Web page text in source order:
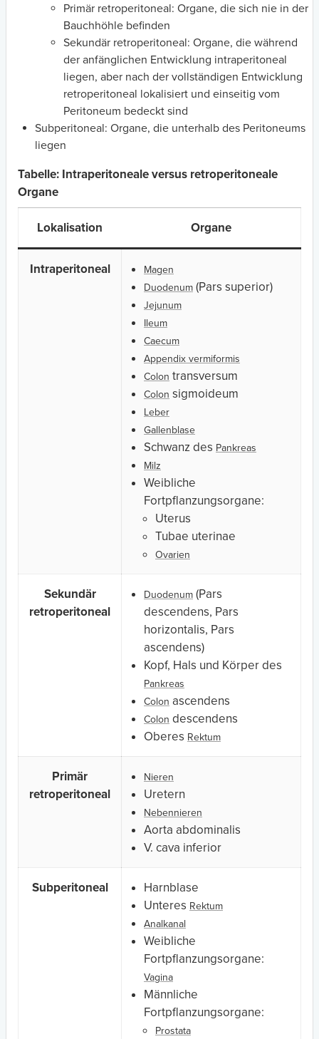
Primär retroperitoneal: Organe, die sich nie in der
Bauchhöhle befinden
Sekundär retroperitoneal: Organe, die während
der anfänglichen Entwicklung intraperitoneal
liegen, aber nach der vollständigen Entwicklung
retroperitoneal lokalisiert und einseitig vom
Peritoneum bedeckt sind
Subperitoneal: Organe, die unterhalb des Peritoneums
liegen
Tabelle: Intraperitoneale versus retroperitoneale
Organe
Lokalisation Organe
Intraperitoneal
Magen
Duodenum (Pars superior)
Jejunum
Ileum
Caecum
Appendix vermiformis
Colon transversum
Colon sigmoideum
Leber
Gallenblase
Schwanz des Pankreas
Milz
Weibliche
Fortpflanzungsorgane:
Uterus
Tubae uterinae
Ovarien
Sekundär
retroperitoneal
Duodenum (Pars
descendens, Pars
horizontalis, Pars
ascendens)
Kopf, Hals und Körper des
Pankreas
Colon ascendens
Colon descendens
Oberes Rektum
Primär
retroperitoneal
Nieren
Uretern
Nebennieren
Aorta abdominalis
V. cava inferior
Subperitoneal
Harnblase
Unteres Rektum
Analkanal
Weibliche
Fortpflanzungsorgane:
Vagina
Männliche
Fortpflanzungsorgane:
Prostata